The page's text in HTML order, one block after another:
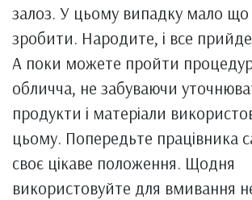
залоз. У цьому випадку мало
зробити. Народите, і все
А поки можете пройти
обличча, не забуваючи
продукти і матеріали
цьому. Попередьте працівника
своє цікаве положення. Щодня
використовуйте для вмивання